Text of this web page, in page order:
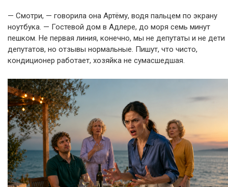
— Смотри, — говорила она Артёму, водя пальцем по экрану
ноутбука. — Гостевой дом в Адлере, до моря семь минут
пешком. Не первая линия, конечно, мы не депутаты и не дети
депутатов, но отзывы нормальные. Пишут, что чисто,
кондиционер работает, хозяйка не сумасшедшая.